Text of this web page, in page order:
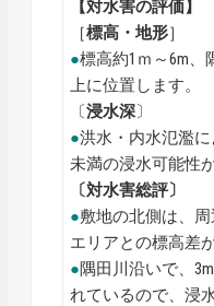
【対水害の評価】
［標高・地形］
●標高約1ｍ～6m
上に位置します。
〔浸水深〕
●洪水・内水氾濫
未満の浸水可能性
〔対水害総評〕
●敷地の北側は、
エリアとの標高差
●隅田川沿いで、
れているので、浸